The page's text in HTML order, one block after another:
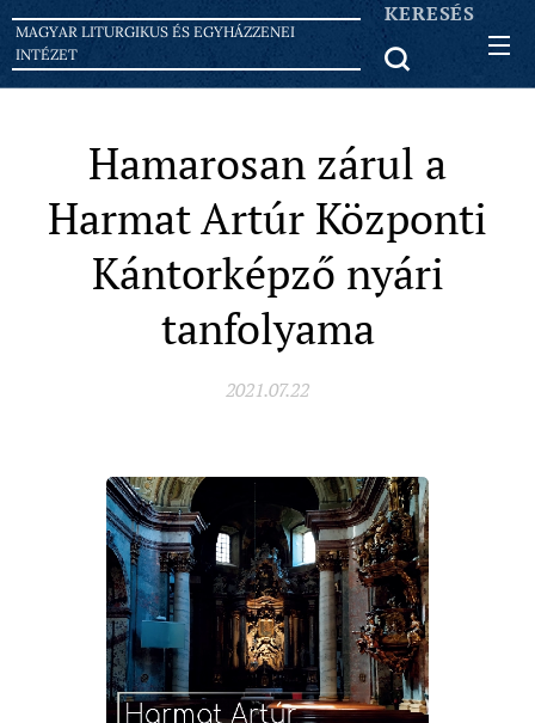
MAGYAR LITURGIKUS ÉS EGYHÁZZENEI
INTÉZET
KERESÉS
Hamarosan zárul a
Harmat Artúr Központi
Kántorképző nyári
tanfolyama
2021.07.22